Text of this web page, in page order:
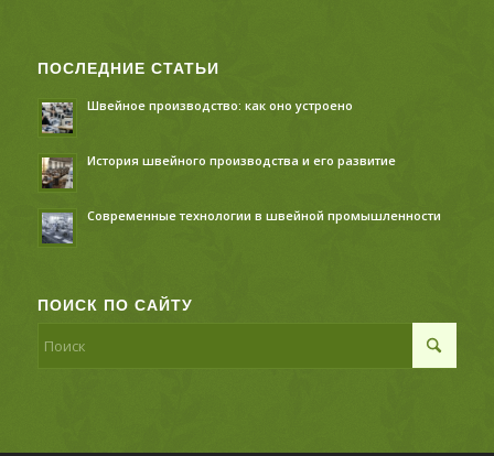
ПОСЛЕДНИЕ СТАТЬИ
Швейное производство: как оно устроено
История швейного производства и его развитие
Современные технологии в швейной промышленности
ПОИСК ПО САЙТУ